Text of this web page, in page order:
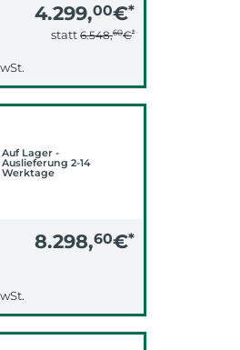
4.299,00€*
statt 6.548,60€*
Auf Lager -
Auslieferung 2-14
Werktage
8.298,60€*